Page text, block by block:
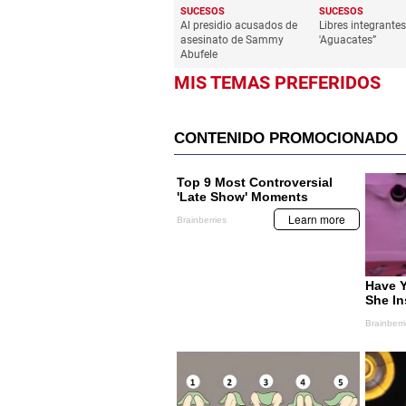
SUCESOS
Al presidio acusados de
asesinato de Sammy
Abufele
SUCESOS
Libres
'Aguacates”
MIS TEMAS PREFERIDOS